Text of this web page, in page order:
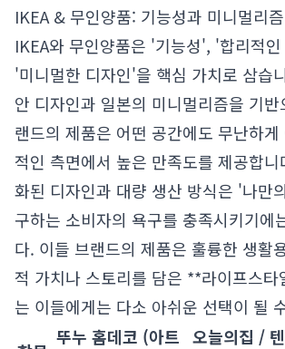
IKEA & 무인양품: 기능성과 미니멀리
IKEA와 무인양품은 '기능성', '합리적
'미니멀한 디자인'을 핵심 가치로 삼습
안 디자인과 일본의 미니멀리즘을 기
랜드의 제품은 어떤 공간에도 무난하
적인 측면에서 높은 만족도를 제공합
화된 디자인과 대량 생산 방식은 '나만
구하는 소비자의 욕구를 충족시키기에
다. 이들 브랜드의 제품은 훌륭한 생활
적 가치나 스토리를 담은 **라이프스
는 이들에게는 다소 아쉬운 선택이 될
뚜누 홈데코 (아트 오늘의집 / 텐